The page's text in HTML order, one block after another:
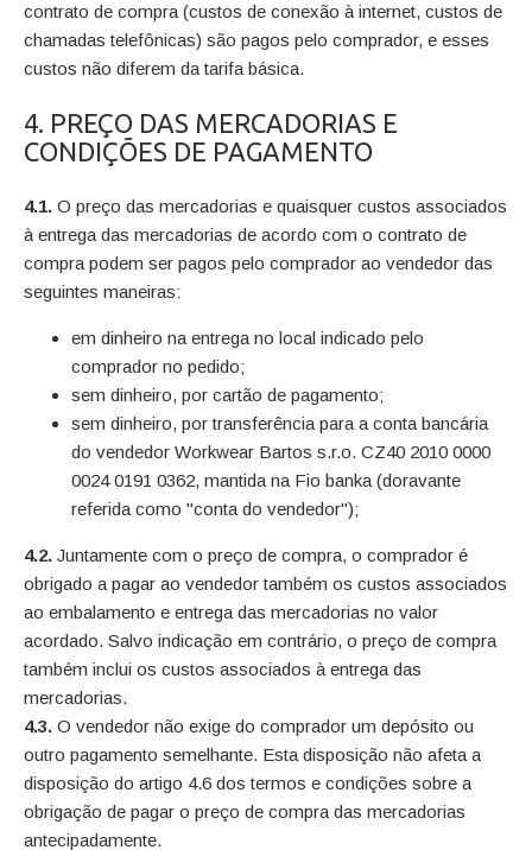
contrato de compra (custos de conexão à internet, custos de
chamadas telefônicas) são pagos pelo comprador, e esses
custos não diferem da tarifa básica.
4. PREÇO DAS MERCADORIAS E
CONDIÇÕES DE PAGAMENTO
4.1.O preço das mercadorias e quaisquer custos associados
à entrega das mercadorias de acordo com o contrato de
compra podem ser pagos pelo comprador ao vendedor das
seguintes maneiras:
em dinheiro na entrega no local indicado pelo
comprador no pedido;
sem dinheiro, por cartão de pagamento;
sem dinheiro, por transferência para a conta bancária
do vendedor Workwear Bartos s.r.o. CZ40 2010 0000
0024 0191 0362, mantida na Fio banka (doravante
referida como "conta do vendedor");
4.2.Juntamente com o preço de compra, o comprador é
obrigado a pagar ao vendedor também os custos associados
ao embalamento e entrega das mercadorias no valor
acordado. Salvo indicação em contrário, o preço de compra
também inclui os custos associados à entrega das
mercadorias.
4.3.O vendedor não exige do comprador um depósito ou
outro pagamento semelhante. Esta disposição não afeta a
disposição do artigo 4.6 dos termos e condições sobre a
obrigação de pagar o preço de compra das mercadorias
antecipadamente.